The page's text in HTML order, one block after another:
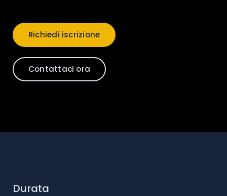
Richiedi iscrizione
Contattaci ora
Durata